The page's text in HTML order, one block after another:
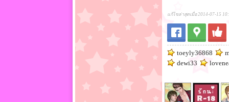
แก้ไขล่าสุดเมื่อ 2014-07-15
toeyly36868
dewi33